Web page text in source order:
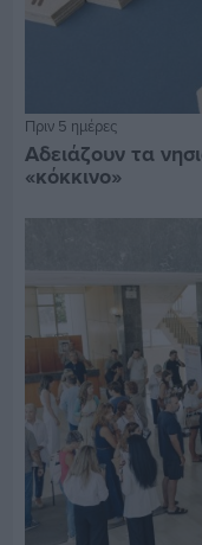
Πριν 5 ημέρες
Αδειάζουν τα
«κόκκινο»